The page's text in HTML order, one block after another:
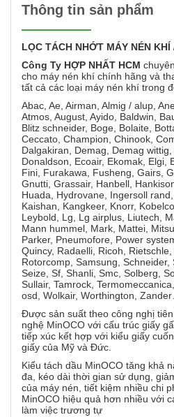
Thông tin sản phẩm
LỌC TÁCH NHỚT MÁY NÉN KHÍ
Công Ty HỢP NHẤT HCM
cho máy nén khí chính hãng và
tất cả các loại máy nén khí trong
Abac, Ae, Airman, Almig / alup,
Atmos, August, Ayido, Baldwin,
Blitz schneider, Boge, Bolaite,
Ceccato, Champion, Chinook,
Dalgakiran, Demag, Demag
Donaldson, Ecoair, Ekomak, Elgi,
Fini, Furakawa, Fusheng, Gairs,
Gnutti, Grassair, Hanbell,
Huada, Hydrovane, Ingersoll
Kaishan, Kangkeer, Knorr,
Leybold, Lg, Lg airplus, Liutech,
Mann hummel, Mark, Mattei,
Parker, Pneumofore, Power
Quincy, Radaelli, Ricoh,
Rotorcomp, Samsung, Schneider,
Seize, Sf, Shanli, Smc, Solberg,
Sullair, Tamrock,
osd, Wolkair, Worthington,
Được sản suất theo công nghị
nghệ MinOCO với cấu trúc giấy
tiếp xúc kết hợp với kiểu giấy
giấy của Mỹ và Đức.
Kiểu tách dầu MinOCO tăng khả
đa, kéo dài thời gian sử dụng,
của máy nén, tiết kiệm nhiều chi
MinOCO hiệu quả hơn nhiều với
làm việc trương tự